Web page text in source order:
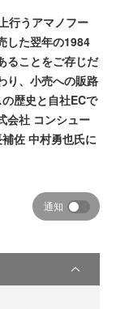
行うアマノフー
した翌年の1984
ることをご存じだ
り、小売への販路
歴史と自社ECで
会社 コンシュー
佐 中村勇也氏に
通知